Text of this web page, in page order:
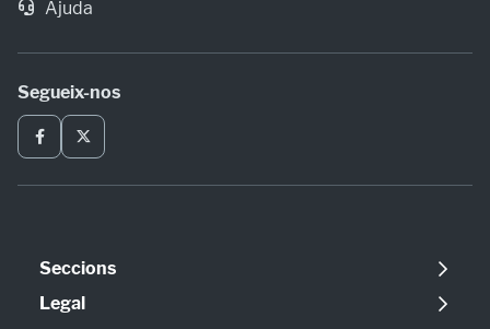
Ajuda
Segueix-nos
Seccions
Política
Legal